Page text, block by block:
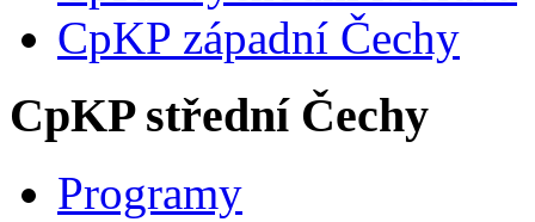
CpKP západní Čechy
CpKP střední Čechy
Programy